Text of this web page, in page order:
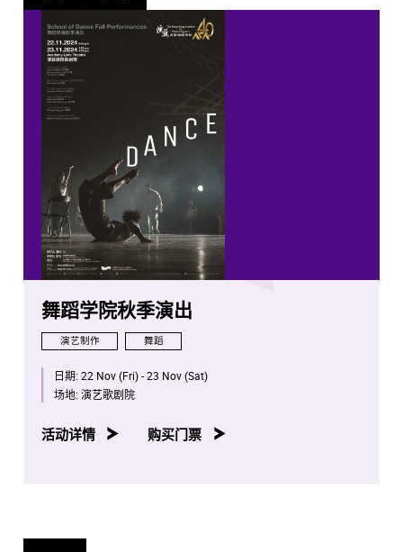
舞蹈学院秋季演出
演艺制作 舞蹈
日期: 22 Nov (Fri) - 23 Nov (Sat)
场地: 演艺歌剧院
活动详情 购买门票